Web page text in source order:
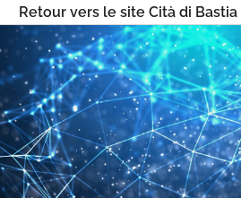
Retour vers le site Cità di Bastia